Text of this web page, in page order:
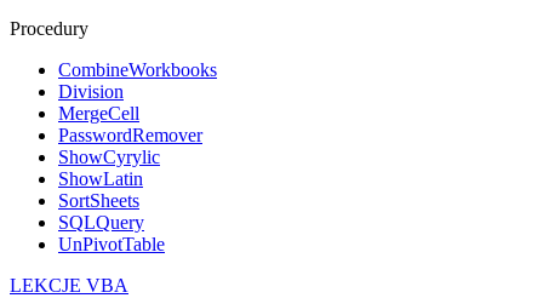
Procedury
CombineWorkbooks
Division
MergeCell
PasswordRemover
ShowCyrylic
ShowLatin
SortSheets
SQLQuery
UnPivotTable
LEKCJE VBA